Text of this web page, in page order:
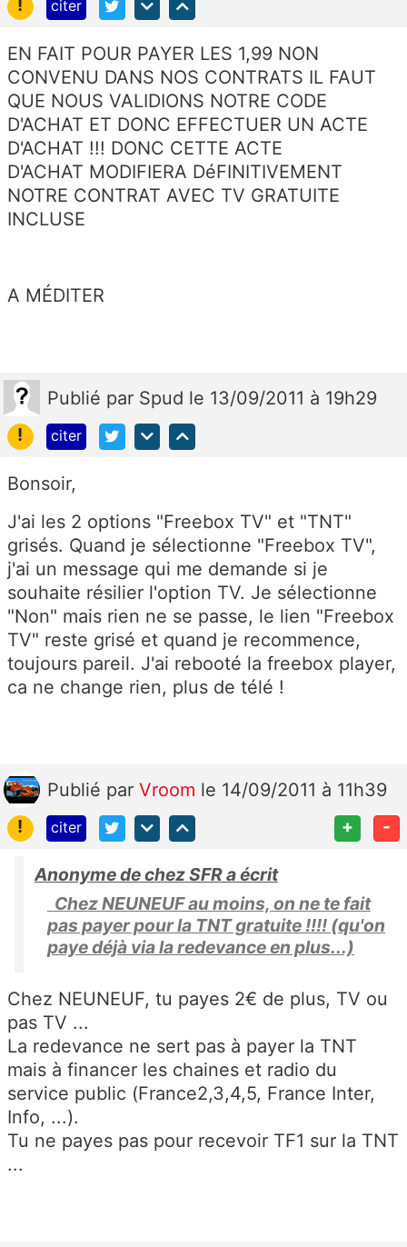
! citer
EN FAIT POUR PAYER LES 1,99 NON
CONVENU DANS NOS CONTRATS IL FAUT
QUE NOUS VALIDIONS NOTRE CODE
D'ACHAT ET DONC EFFECTUER UN ACTE
D'ACHAT !!! DONC CETTE ACTE
D'ACHAT MODIFIERA DéFINITIVEMENT
NOTRE CONTRAT AVEC TV GRATUITE
INCLUSE
A MÉDITER
Publié par Spud le 13/09/2011 à 19h29
!
citer
Bonsoir,
J'ai les 2 options "Freebox TV" et "TNT"
grisés. Quand je sélectionne "Freebox TV",
j'ai un message qui me demande si je
souhaite résilier l'option TV. Je sélectionne
"Non" mais rien ne se passe, le lien "Freebox
TV" reste grisé et quand je recommence,
toujours pareil. J'ai rebooté la freebox player,
ca ne change rien, plus de télé !
Publié par Vroom le 14/09/2011 à 11h39
!
citer + -
Anonyme de chez SFR a écrit
Chez NEUNEUF au moins, on ne te fait
pas payer pour la TNT gratuite !!!! (qu'on
paye déjà via la redevance en plus...)
Chez NEUNEUF, tu payes 2€ de plus, TV ou
pas TV ...
La redevance ne sert pas à payer la TNT
mais à financer les chaines et radio du
service public (France2,3,4,5, France Inter,
Info, ...).
Tu ne payes pas pour recevoir TF1 sur la TNT
...